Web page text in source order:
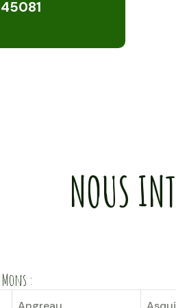
NOUS
: